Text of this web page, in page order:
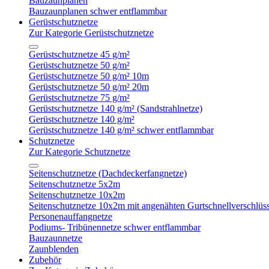
Bauzaunplanen schwer entflammbar
Gerüstschutznetze
Zur Kategorie Gerüstschutznetze
Gerüstschutznetze 45 g/m²
Gerüstschutznetze 50 g/m²
Gerüstschutznetze 50 g/m² 10m
Gerüstschutznetze 50 g/m² 20m
Gerüstschutznetze 75 g/m²
Gerüstschutznetze 140 g/m² (Sandstrahlnetze)
Gerüstschutznetze 140 g/m²
Gerüstschutznetze 140 g/m² schwer entflammbar
Schutznetze
Zur Kategorie Schutznetze
Seitenschutznetze (Dachdeckerfangnetze)
Seitenschutznetze 5x2m
Seitenschutznetze 10x2m
Seitenschutznetze 10x2m mit angenähten
Personenauffangnetze
Podiums- Tribünennetze schwer entflammbar
Bauzaunnetze
Zaunblenden
Zubehör